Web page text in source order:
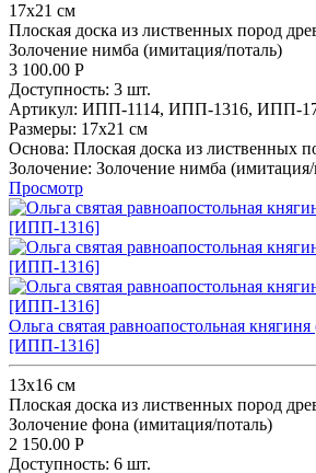
17х21 см
Плоская доска из лиственных пород
Золочение нимба (имитация/поталь)
3 100.00 Р
Доступность: 3 шт.
Артикул: ИПП-1114, ИПП-1316, ИПП-
Размеры: 17х21 см
Основа: Плоская доска из лиственных
Золочение: Золочение нимба (имитация/
Просмотр
Ольга святая равноапостольная
[ИПП-1316]
13x16 см
Плоская доска из лиственных пород
Золочение фона (имитация/поталь)
2 150.00 Р
Доступность: 6 шт.